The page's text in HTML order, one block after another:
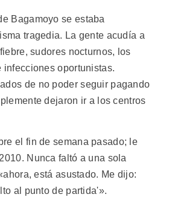
Bagamoyo se estaba
tragedia. La gente acudía a
sudores nocturnos, los
infecciones oportunistas.
de no poder seguir pagando
dejaron ir a los centros
el fin de semana pasado; le
Nunca faltó a una sola
está asustado. Me dijo:
al punto de partida'».